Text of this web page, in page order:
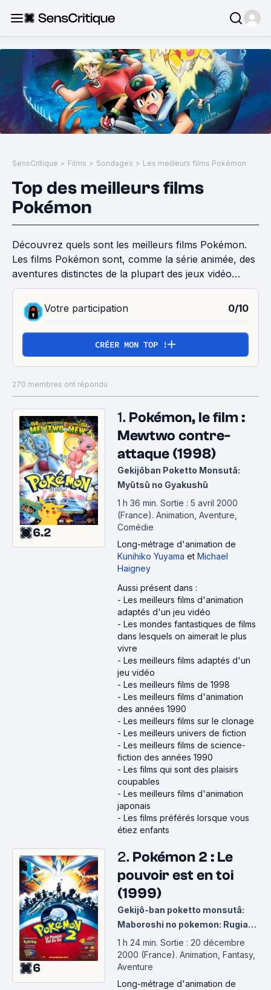
SensCritique > Films > Sondages > Les meilleurs films Pokémon
Top des meilleurs films
Pokémon
Découvrez quels sont les meilleurs films Pokémon.
Les films Pokémon sont, comme la série animée, des
aventures distinctes de la plupart des jeux vidéo
Pokémon et mettent en scène Sacha Ketchum en
tant que personnage principal. Sacha et ses
compagnons voyagent à travers le monde Pokémon
en combattant d'autres dresseurs Pokémon.
Votre participation 0/10
CRÉER MON TOP !
270 membres ont répondu
6.2
1. Pokémon, le film :
Mewtwo contre-
attaque (1998)
Gekijōban Poketto Monsutā:
Myūtsū no Gyakushū
1 h 36 min. Sortie : 5 avril 2000
(France). Animation, Aventure,
Comédie
Long-métrage d'animation de
Kunihiko Yuyama et Michael
Haigney
Aussi présent dans :
- Les meilleurs films d'animation
adaptés d'un jeu vidéo
- Les mondes fantastiques de films
dans lesquels on aimerait le plus
vivre
- Les meilleurs films adaptés d'un
jeu vidéo
- Les meilleurs films de 1998
- Les meilleurs films d'animation
des années 1990
- Les meilleurs films sur le clonage
- Les meilleurs univers de fiction
- Les meilleurs films de science-
fiction des années 1990
- Les films qui sont des plaisirs
coupables
- Les meilleurs films d'animation
japonais
- Les films préférés lorsque vous
étiez enfants
6
2. Pokémon 2 : Le
pouvoir est en toi
(1999)
Gekijô-ban poketto monsutâ:
Maboroshi no pokemon: Rugia
bakutan
1 h 24 min. Sortie : 20 décembre
2000 (France). Animation, Fantasy,
Aventure
Long-métrage d'animation de